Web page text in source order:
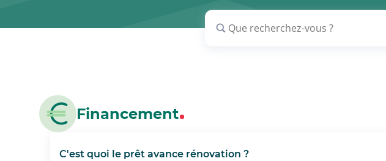
Financement
C'est quoi le prêt avance rénovation ?